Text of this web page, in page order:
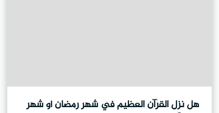
هل نزل القرآن العظيم في شهر رمضان أو شهر